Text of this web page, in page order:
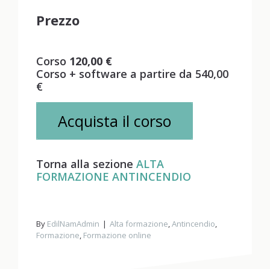
Prezzo
Corso 120,00 €
Corso + software a partire da 540,00
€
Acquista il corso
Torna alla sezione ALTA
FORMAZIONE ANTINCENDIO
By EdilNamAdmin Alta formazione,Antincendio,
Formazione, Formazione online